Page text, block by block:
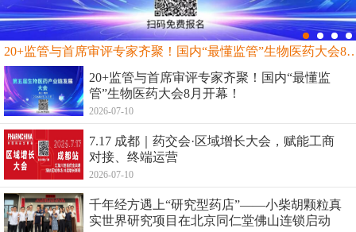
20+监管与首席审评专家齐聚！国内“最
20+监管与首席审评专家齐聚！国内“最懂监
管”生物医药大会8月开幕！
2026-07-10
7.17 成都｜药交会·区域增长大会，赋能工商
对接、终端运营
2026-07-10
千年经方遇上“研究型药店”——小柴胡颗粒真
实世界研究项目在北京同仁堂佛山连锁启动